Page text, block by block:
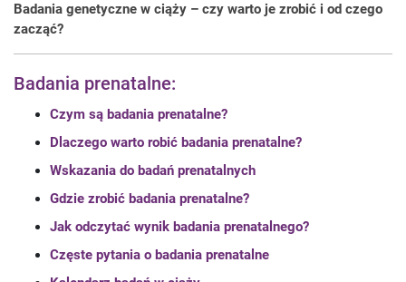
Badania genetyczne w ciąży – czy warto je zrobić i od czego
zacząć?
Badania prenatalne:
Czym są badania prenatalne?
Dlaczego warto robić badania prenatalne?
Wskazania do badań prenatalnych
Gdzie zrobić badania prenatalne?
Jak odczytać wynik badania prenatalnego?
Częste pytania o badania prenatalne